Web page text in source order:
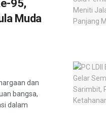
95,
Muda
dan
bangsa,
dalam